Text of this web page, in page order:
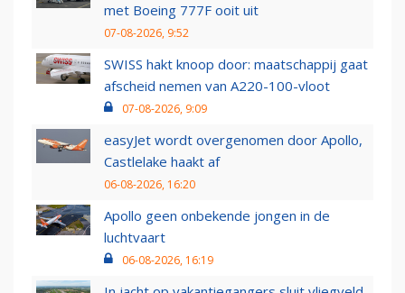
met Boeing 777F ooit uit
07-08-2026, 9:52
SWISS hakt knoop door: maatschappij gaat
afscheid nemen van A220-100-vloot
07-08-2026, 9:09
easyJet wordt overgenomen door Apollo,
Castlelake haakt af
06-08-2026, 16:20
Apollo geen onbekende jongen in de
luchtvaart
06-08-2026, 16:19